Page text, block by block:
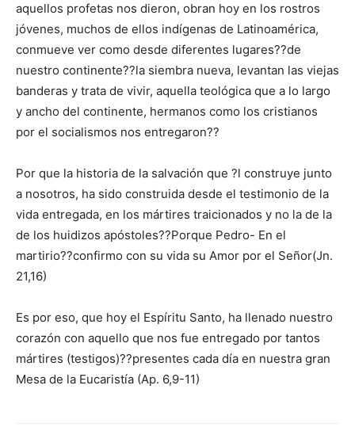
aquellos profetas nos dieron, obran hoy en los rostros
jóvenes, muchos de ellos indígenas de Latinoamérica,
conmueve ver como desde diferentes lugares??de
nuestro continente??la siembra nueva, levantan las viejas
banderas y trata de vivir, aquella teológica que a lo largo
y ancho del continente, hermanos como los cristianos
por el socialismos nos entregaron??
Por que la historia de la salvación que ?l construye junto
a nosotros, ha sido construida desde el testimonio de la
vida entregada, en los mártires traicionados y no la de la
de los huidizos apóstoles??Porque Pedro- En el
martirio??confirmo con su vida su Amor por el Señor(Jn.
21,16)
Es por eso, que hoy el Espíritu Santo, ha llenado nuestro
corazón con aquello que nos fue entregado por tantos
mártires (testigos)??presentes cada día en nuestra gran
Mesa de la Eucaristía (Ap. 6,9-11)